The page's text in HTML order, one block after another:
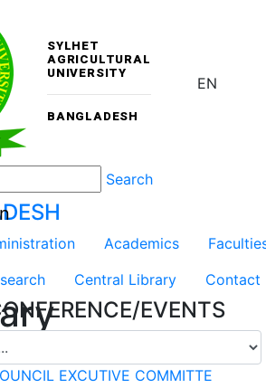
SYLHET
AGRICULTURAL
UNIVERSITY
BANGLADESH
EN
Search
Academics
Central Library Contact
EVENTS
EXCUTIVE COMMITTE